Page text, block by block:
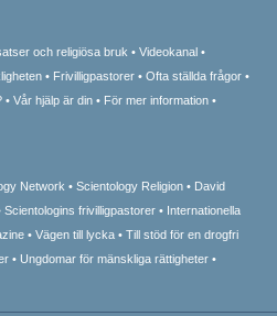
och religiösa bruk
Videokanal
Frivilligpastorer
Ofta ställda frågor
Vår hjälp är din
För mer information
Network Scientology Religion
David
Scientologins frivilligpastorer
Internationella
Vägen till lycka
Till stöd för en drogfri
Ungdomar för mänskliga rättigheter